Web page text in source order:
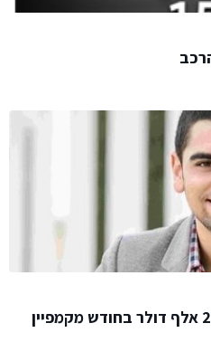
רשת מכוני שיזוף ייצרה 200 אלף דולר בחודש מקמפיין